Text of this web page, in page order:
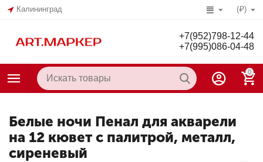
Калининград (₽)
+7(952)798-12-44
+7(995)086-04-48
0
Белые ночи Пенал для акварели
на 12 кювет с палитрой, металл,
сиреневый